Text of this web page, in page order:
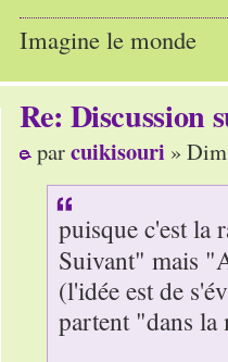
Imagine le monde
Re: Discussion
parcuikisouri »
puisque c'est la
Suivant" mais
(l'idée est de
partent "dans